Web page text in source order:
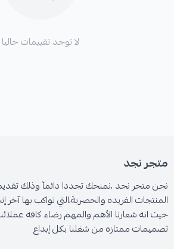
لا توجد تقييمات حاليا
متجر نجد
نحن متجر نجد ،نمنحك تجددا دائمآ وذلك
المنتجات الفريده والحصرية،التي تواكب بها
حيث انه شعارنا الأهم والمهم رضاء كافه
تصميمات ممتازه من شغلنا بكل إبداع